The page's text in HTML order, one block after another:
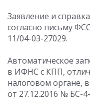
Заявление и
согласно письму
11/04-03-27029.
Автоматическое
в ИФНС с КПП,
налоговом органе,
от 27.12.2016 № БС-